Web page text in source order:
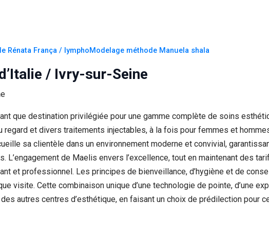
Rénata França / lymphoModelage méthode Manuela shala
/ Ivry-sur-Seine
que destination privilégiée pour une gamme complète de soins
et divers traitements injectables, à la fois pour femmes et
sa clientèle dans un environnement moderne et convivial,
de Maelis envers l’excellence, tout en maintenant des
et professionnel. Les principes de bienveillance, d’hygiène et de
visite. Cette combinaison unique d’une technologie de pointe, d’une
autres centres d’esthétique, en faisant un choix de prédilection pour